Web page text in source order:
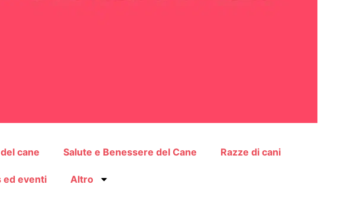
cane Salute e Benessere del Cane Razze di cani
ed eventi Altro